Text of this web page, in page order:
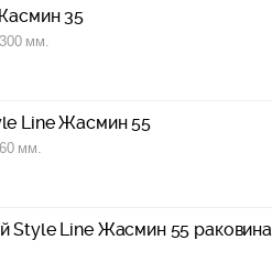
35
мм.
Line Жасмин 55
мм.
Style Line Жасмин 55 раковина